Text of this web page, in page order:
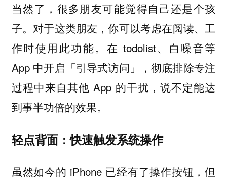
当然了，很多朋友可能觉得自己还是个孩
子。对于这类朋友，你可以考虑在阅读、工
作时使用此功能。在 todolist、白噪音等
App 中开启「引导式访问」，彻底排除专注
过程中来自其他 App 的干扰，说不定能达
到事半功倍的效果。
轻点背面：快速触发系统操作
虽然如今的 iPhone 已经有了操作按钮，但